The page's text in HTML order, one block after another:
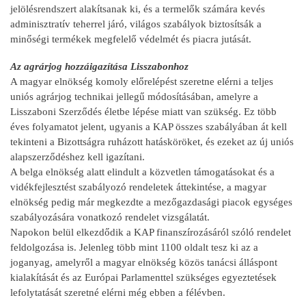
jelölésrendszert alakítsanak ki, és a termelők számára kevés
adminisztratív teherrel járó, világos szabályok biztosítsák a
minőségi termékek megfelelő védelmét és piacra jutását.
Az agrárjog hozzáigazítása Lisszabonhoz
A magyar elnökség komoly előrelépést szeretne elérni a teljes
uniós agrárjog technikai jellegű módosításában, amelyre a
Lisszaboni Szerződés életbe lépése miatt van szükség. Ez több
éves folyamatot jelent, ugyanis a KAP összes szabályában át kell
tekinteni a Bizottságra ruházott hatásköröket, és ezeket az új uniós
alapszerződéshez kell igazítani.
A belga elnökség alatt elindult a közvetlen támogatásokat és a
vidékfejlesztést szabályozó rendeletek áttekintése, a magyar
elnökség pedig már megkezdte a mezőgazdasági piacok egységes
szabályozására vonatkozó rendelet vizsgálatát.
Napokon belül elkezdődik a KAP finanszírozásáról szóló rendelet
feldolgozása is. Jelenleg több mint 1100 oldalt tesz ki az a
joganyag, amelyről a magyar elnökség közös tanácsi álláspont
kialakítását és az Európai Parlamenttel szükséges egyeztetések
lefolytatását szeretné elérni még ebben a félévben.